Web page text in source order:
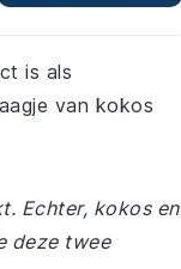
is als
van kokos
Echter, kokos en
deze twee